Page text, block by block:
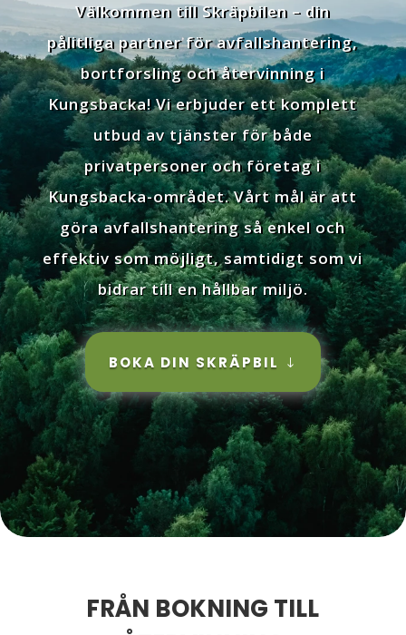
Välkommen till Skräpbilen – din
pålitliga partner för avfallshantering,
bortforsling och återvinning i
Kungsbacka! Vi erbjuder ett komplett
utbud av tjänster för både
privatpersoner och företag i
Kungsbacka-området. Vårt mål är att
göra avfallshantering så enkel och
effektiv som möjligt, samtidigt som vi
bidrar till en hållbar miljö.
BOKA DIN SKRÄPBIL
FRÅN BOKNING TILL